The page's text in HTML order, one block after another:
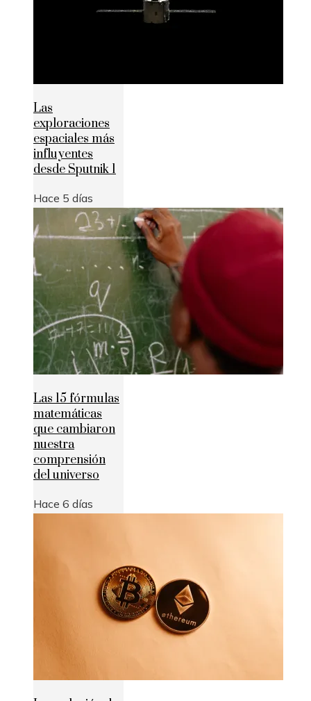
Las
exploraciones
espaciales más
influyentes
desde Sputnik 1
Hace 5 días
Las 15 fórmulas
matemáticas
que cambiaron
nuestra
comprensión
del universo
Hace 6 días